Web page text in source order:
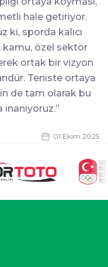
hale getiriyor.
ki, sporda kalıcı
kamu, özel sektör
ortak bir vizyon
Teniste ortaya
de tam olarak bu
01 Ekim 2025